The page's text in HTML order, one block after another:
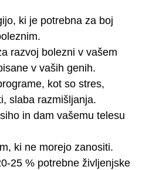
ki je potrebna za boj
razvoj bolezni v vašem
v vaših genih.
kot so stres,
slaba razmišljanja.
in dam vašemu telesu
ki ne morejo zanositi.
25 % potrebne življenjske